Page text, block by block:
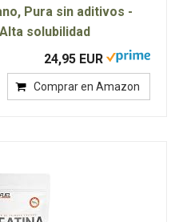
Pura sin aditivos -
solubilidad
24,95 EUR
Comprar en Amazon